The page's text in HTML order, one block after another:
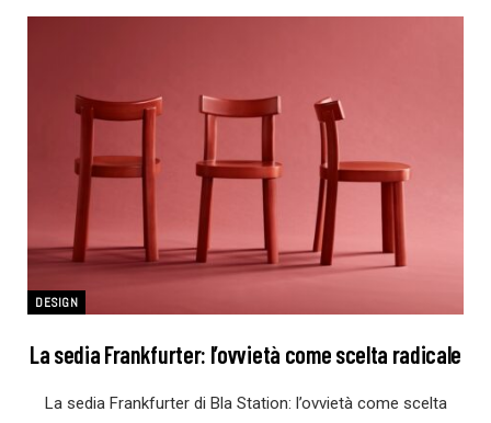
DESIGN
La sedia Frankfurter: l’ovvietà come scelta radicale
La sedia Frankfurter di Bla Station: l’ovvietà come scelta